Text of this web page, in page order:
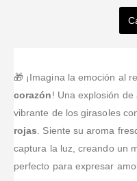
gracias.
Ordené via
los EEUU una
caja de 24
rosas
premium con
chocolates
🎁 ¡Imagina la emoción al
corazón! Una explosión
vibrante de los girasoles
rojas . Siente su aroma
captura la luz, creando un
perfecto para expresar